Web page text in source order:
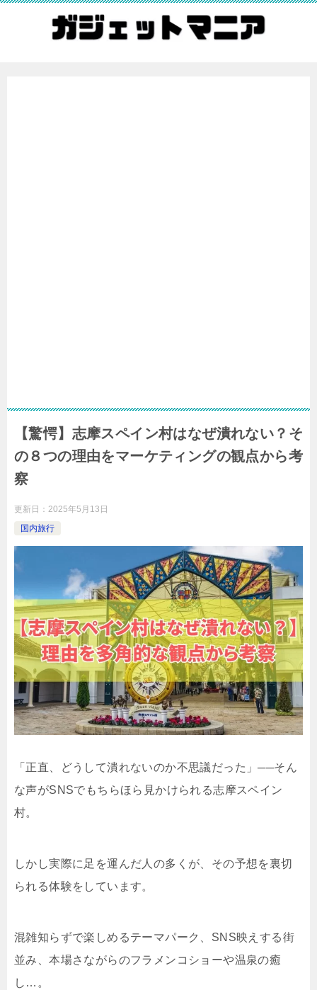
【驚愕】志摩スペイン村はなぜ潰れない？そ
の８つの理由をマーケティングの観点から考
察
更新日： 2025年5月13日
国内旅行
「正直、どうして潰れないのか不思議だった」──そん
な声がSNSでもちらほら見かけられる志摩スペイン
村。
しかし実際に足を運んだ人の多くが、その予想を裏切
られる体験をしています。
混雑知らずで楽しめるテーマパーク、SNS映えする街
並み、本場さながらのフラメンコショーや温泉の癒
し…。